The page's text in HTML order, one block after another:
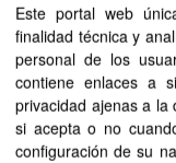
del...
FIP SIPU PDF
Planeamiento
Planeamiento
Este portal web
finalidad técnica y
personal de los
contiene enlaces a
privacidad ajenas a la
si acepta o no
configuración de su